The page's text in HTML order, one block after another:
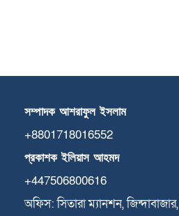
সম্পাদক আশরাফুল ইসলাম
+8801718016552
প্রকাশক ইলিয়াস আহমদ
+447506800616
অফিস: সিতারা ম্যানশন,